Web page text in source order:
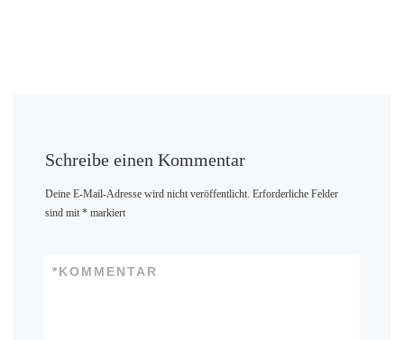
Schreibe einen Kommentar
Deine E-Mail-Adresse wird nicht veröffentlicht. Erforderliche Felder
sind mit* markiert
KOMMENTAR
*